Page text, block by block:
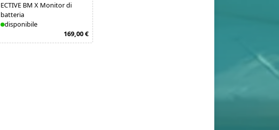
ECTIVE BM X Monitor di
batteria
disponibile
169,00 €